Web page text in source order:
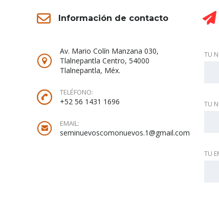
Información de contacto
Av. Mario Colín Manzana 030,
Tlalnepantla Centro, 54000
Tlalnepantla, Méx.
TELÉFONO:
+52 56 1431 1696
EMAIL:
seminuevoscomonuevos.1@gmail.com
TU
TU
TU